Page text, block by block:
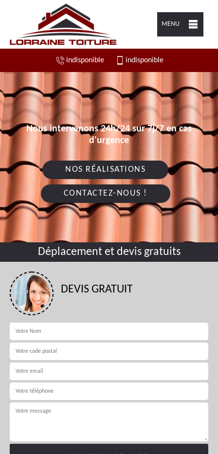
MENU
indisponible indisponible
Nous intervenons 24h/24 sur 7j/7 en cas
d'urgence
NOS RÉALISATIONS
CONTACTEZ-NOUS !
Déplacement et devis gratuits
DEVIS GRATUIT